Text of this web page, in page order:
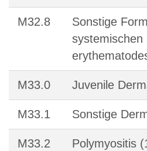
M32.8
Sonstige
systemischen
M33.0 Juvenile
M33.1 Sonstige
M33.2 Polymyositis